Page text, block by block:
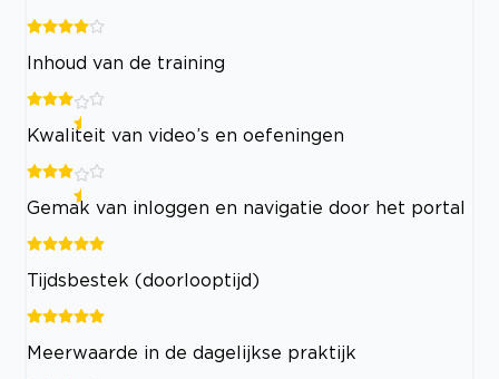
Inhoud van de training
Kwaliteit van video’s en oefeningen
Gemak van inloggen en navigatie door het portal
Tijdsbestek (doorlooptijd)
Meerwaarde in de dagelijkse praktijk